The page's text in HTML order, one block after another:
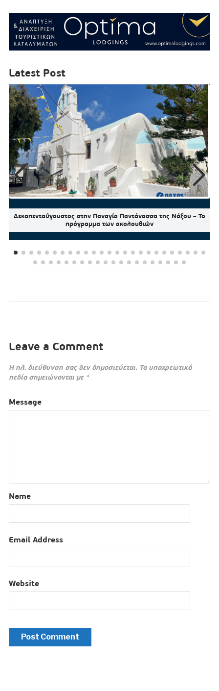
Latest Post
Δεκαπενταύγουστος στην Παναγία Παντάνασσα της Νάξου – Το
πρόγραμμα των ακολουθιών
Leave a Comment
Η ηλ. διεύθυνση σας δεν δημοσιεύεται. Τα υποχρεωτικά
πεδία σημειώνονται με *
Message
Name
Email Address
Website